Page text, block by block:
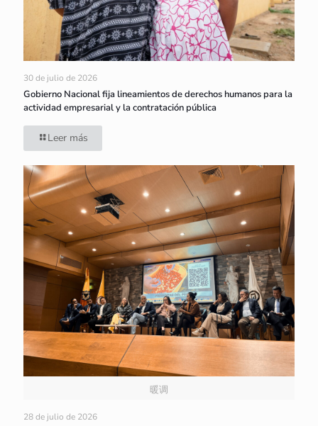
30 de julio de 2026
Gobierno Nacional fija lineamientos de derechos humanos para la
actividad empresarial y la contratación pública
Leer más
暖调
28 de julio de 2026